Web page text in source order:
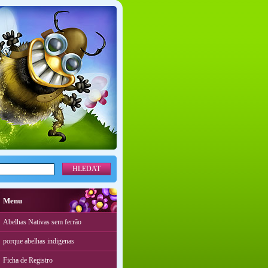
Menu
Abelhas Nativas sem ferrão
porque abelhas indigenas
Ficha de Registro